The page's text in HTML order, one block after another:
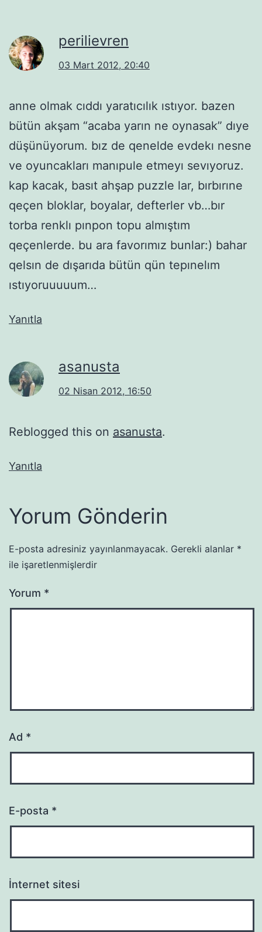
perilievren
03 Mart 2012, 20:40
anne olmak cıddı yaratıcılık ıstıyor. bazen
bütün akşam “acaba yarın ne oynasak” dıye
düşünüyorum. bız de qenelde evdekı nesne
ve oyuncakları manıpule etmeyı sevıyoruz.
kap kacak, basıt ahşap puzzle lar, bırbırıne
qeçen bloklar, boyalar, defterler vb…bır
torba renklı pınpon topu almıştım
qeçenlerde. bu ara favorımız bunlar:) bahar
qelsın de dışarıda bütün qün tepınelım
ıstıyoruuuuum…
Yanıtla
asanusta
02 Nisan 2012, 16:50
Reblogged this on asanusta.
Yanıtla
Yorum Gönderin
E-posta adresiniz yayınlanmayacak. Gerekli alanlar *
ile işaretlenmişlerdir
Yorum *
Ad *
E-posta *
İnternet sitesi